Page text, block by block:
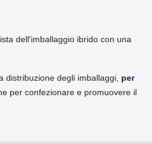
dell'imballaggio ibrido con una
distribuzione degli imballaggi, per
per confezionare e promuovere il